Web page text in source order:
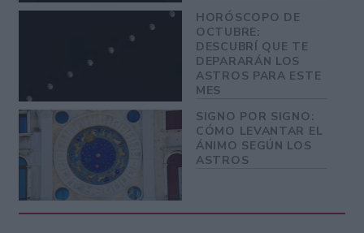
HORÓSCOPO DE
OCTUBRE:
DESCUBRÍ QUE TE
DEPARARÁN LOS
ASTROS PARA ESTE
MES
SIGNO POR SIGNO:
CÓMO LEVANTAR EL
ÁNIMO SEGÚN LOS
ASTROS